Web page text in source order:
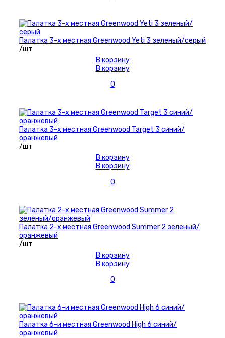
Палатка 3-х местная Greenwood Yeti 3 зеленый/серый
/шт
В корзину
В корзину
0
Палатка 3-х местная Greenwood Target 3 синий/
оранжевый
/шт
В корзину
В корзину
0
Палатка 2-х местная Greenwood Summer 2 зеленый/
оранжевый
/шт
В корзину
В корзину
0
Палатка 6-и местная Greenwood High 6 синий/
оранжевый